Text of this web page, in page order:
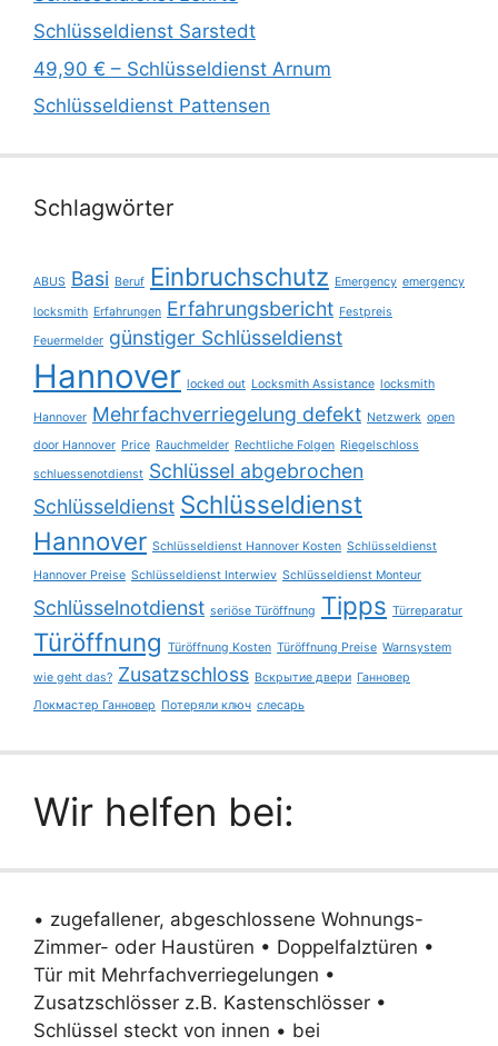
Schlüsseldienst Sarstedt
49,90 € – Schlüsseldienst Arnum
Schlüsseldienst Pattensen
Schlagwörter
ABUS Basi Beruf Einbruchschutz Emergency emergency
locksmith Erfahrungen Erfahrungsbericht Festpreis
Feuermelder günstiger Schlüsseldienst
Hannover locked out Locksmith Assistance locksmith
Hannover Mehrfachverriegelung defekt Netzwerk open
door Hannover Price Rauchmelder Rechtliche Folgen Riegelschloss
schluessenotdienst Schlüssel abgebrochen
Schlüsseldienst Schlüsseldienst
Hannover Schlüsseldienst Hannover Kosten Schlüsseldienst
Hannover Preise Schlüsseldienst Interwiev Schlüsseldienst Monteur
Schlüsselnotdienst seriöse Türöffnung Tipps Türreparatur
Türöffnung Türöffnung Kosten Türöffnung Preise Warnsystem
wie geht das? Zusatzschloss Вскрытие двери Ганновер
Локмастер Ганновер Потеряли ключ слесарь
Wir helfen bei:
• zugefallener, abgeschlossene Wohnungs-
Zimmer- oder Haustüren • Doppelfalztüren •
Tür mit Mehrfachverriegelungen •
Zusatzschlösser z.B. Kastenschlösser •
Schlüssel steckt von innen • bei